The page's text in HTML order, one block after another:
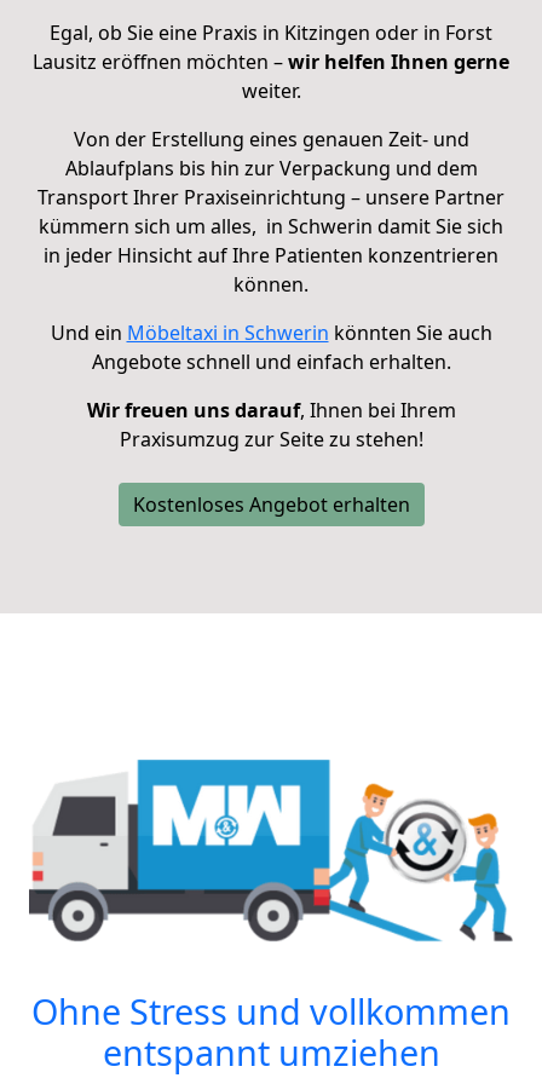
Egal, ob Sie eine Praxis in Kitzingen oder in Forst
Lausitz eröffnen möchten –wir helfen Ihnen gerne
weiter.
Von der Erstellung eines genauen Zeit- und
Ablaufplans bis hin zur Verpackung und dem
Transport Ihrer Praxiseinrichtung – unsere Partner
kümmern sich um alles, in Schwerin damit Sie sich
in jeder Hinsicht auf Ihre Patienten konzentrieren
können.
Und ein Möbeltaxi in Schwerin könnten Sie auch
Angebote schnell und einfach erhalten.
Wir freuen uns darauf, Ihnen bei Ihrem
Praxisumzug zur Seite zu stehen!
Kostenloses Angebot erhalten
Ohne Stress und vollkommen
entspannt umziehen